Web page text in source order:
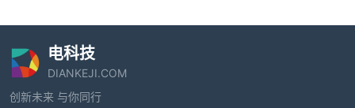
电科技
DIANKEJI.COM
创新未来 与你同行